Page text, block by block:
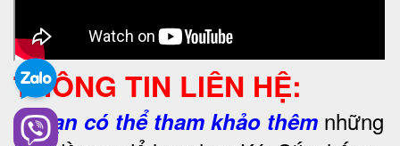
THÔNG TIN LIÊN HỆ:
1.Bạn có thể tham khảo thêm những